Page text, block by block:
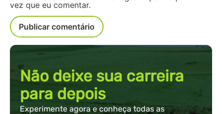
vez que eu comentar.
Não deixe sua carreira
para depois
Experimente agora e conheça todas as